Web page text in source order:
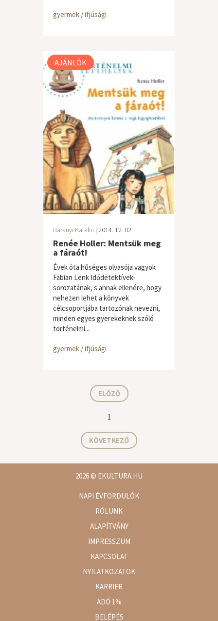
gyermek / ifjúsági
AJÁNLÓK
Baranyi Katalin | 2014. 12. 02.
Renée Holler: Mentsük meg
a fáraót!
Évek óta hűséges olvasója vagyok
Fabian Lenk Idődetektívek-
sorozatának, s annak ellenére, hogy
nehezen lehet a könyvek
célcsoportjába tartozónak nevezni,
minden egyes gyerekeknek szóló
történelmi...
gyermek / ifjúsági
ELŐZŐ
1
KÖVETKEZŐ
2026© EKULTURA.HU
NAPI ÉVFORDULÓK
RÓLUNK
ALAPÍTVÁNY
IMPRESSZUM
KAPCSOLAT
NYILATKOZATOK
KARRIER
ADÓ 1%
BELÉPÉS